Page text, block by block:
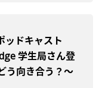
ッドキャスト
学生局さん登
う向き合う？〜